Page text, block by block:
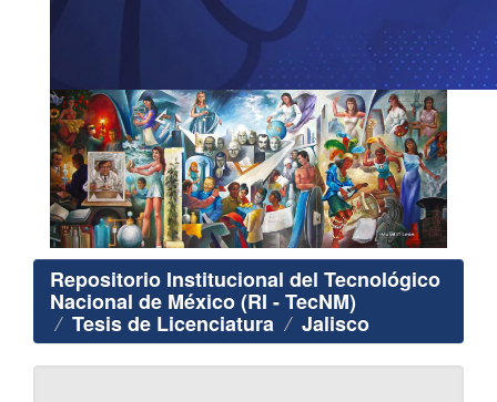
Repositorio Institucional del Tecnológico
Nacional de México (RI - TecNM)
Tesis de Licenciatura Jalisco